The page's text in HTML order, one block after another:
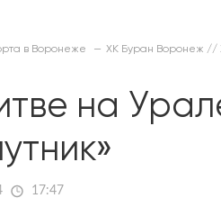
в Воронеже ХК Буран Воронеж //
на
17:47